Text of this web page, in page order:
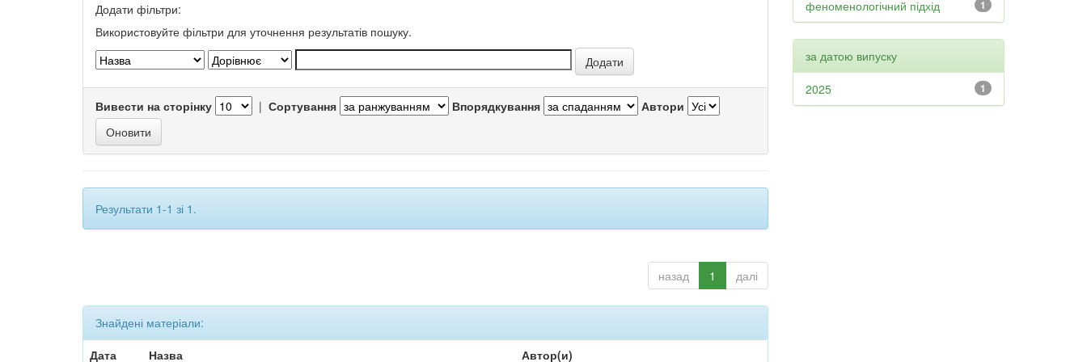
Додати фільтри:
Використовуйте фільтри для уточнення результатів пошуку.
Вивести на сторінку | Сортування Впорядкування Автори
Результати 1-1 зі 1.
назад 1 далі
Знайдені матеріали:
Дата
Назва Автор(и)
1
феноменологічний підхід
за датою випуску
1
2025